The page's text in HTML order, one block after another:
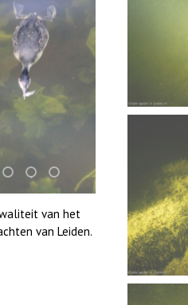
fuut met baars
1 snoekje elly
met kattenklimtouw
jun2021 28 brasem en rietvoorns
jun2021 zaklv 5 snoekje
smoelenboek fifi en
van het
van Leiden.